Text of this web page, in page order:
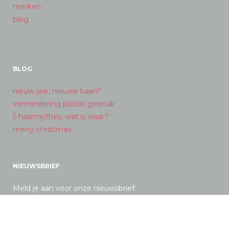
merken
blog
BLOG
nieuw jaar, nieuwe baan?
vermindering plastic gebruik
5 haarmythes, wat is waar?
merry christmas
NIEUWSBRIEF
Meld je aan voor onze nieuwsbrief: